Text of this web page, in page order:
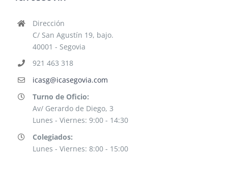
Dirección
C/ San Agustín 19, bajo.
40001 - Segovia
921 463 318
icasg@icasegovia.com
Turno de Oficio:
Av/ Gerardo de Diego, 3
Lunes - Viernes: 9:00 - 14:30
Colegiados:
Lunes - Viernes: 8:00 - 15:00